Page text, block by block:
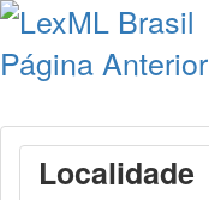
Página Anterior
Localidade